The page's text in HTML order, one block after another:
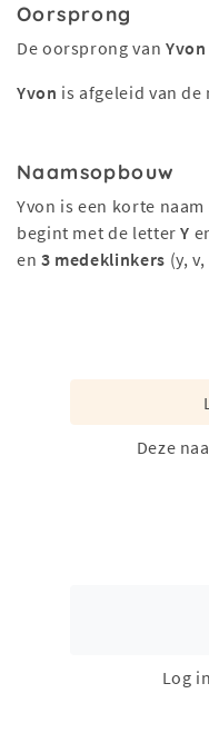
Oorsprong
De oorsprong van Yvon
Yvon is afgeleid van de
Naamsopbouw
Yvon is een korte
begint met de letterY
en 3 medeklinkers (y,
Deze
Log